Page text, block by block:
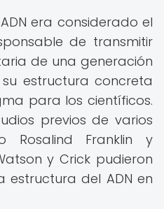
era considerado el
de transmitir
de una generación
estructura concreta
para los científicos.
previos de varios
Rosalind Franklin y
y Crick pudieron
estructura del ADN en